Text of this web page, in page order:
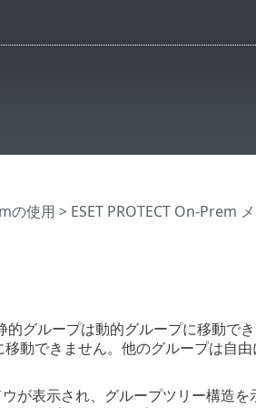
の使用 > ESET PROTECT On-Prem
グループは動的グループに移動で
動できません。他のグループは自由
が表示され、グループツリー構造を